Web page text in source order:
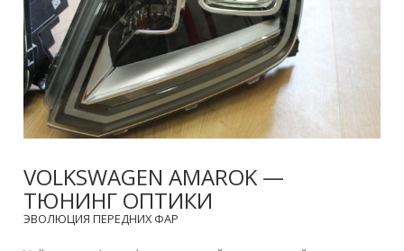
VOLKSWAGEN AMAROK —
ТЮНИНГ ОПТИКИ
ЭВОЛЮЦИЯ ПЕРЕДНИХ ФАР